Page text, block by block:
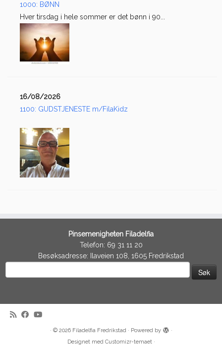
1000: BØNN
Hver tirsdag i hele sommer er det bønn i 90...
16/08/2026
1100: GUDSTJENESTE m/FilaKidz
Pinsemenigheten Filadelfia
Telefon: 69 31 11 20
Besøksadresse: Ilaveien 108, 1605 Fredrikstad
etter:
· © 2026 Filadelfia Fredrikstad · Powered by
·
Designet med Customizr-temaet·